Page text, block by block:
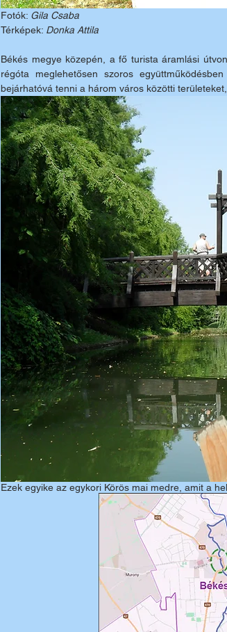
Fotók: Gila Csaba
Térképek: Donka Attila
Békés megye közepén, a fő turista áramlási
régóta meglehetősen szoros
bejárhatóvá tenni a három város közötti
Ezek egyike az egykori Körös mai medre, amit a